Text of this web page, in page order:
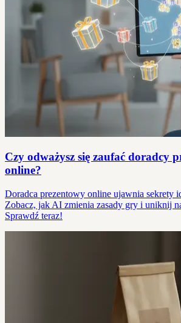
Czy odważysz się zaufać doradcy
online?
Doradca prezentowy online ujawnia sekrety
Zobacz, jak AI zmienia zasady gry i uniknij
Sprawdź teraz!